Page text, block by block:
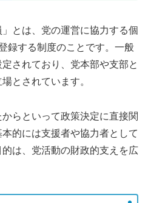
とは、党の運営に協力する個
録する制度のことです。一般
されており、党本部や支部と
とされています。
らといって政策決定に直接関
的には支援者や協力者として
は、党活動の財政的支えを広